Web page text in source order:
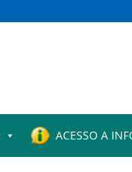
ACESSO A